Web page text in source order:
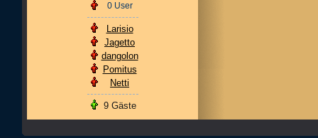
0 User
Larisio
Jagetto
dangolon
Pomitus
Netti
9 Gäste